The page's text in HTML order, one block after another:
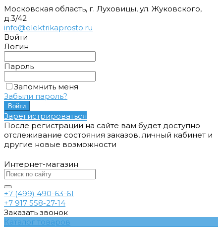
Московская область, г. Луховицы, ул. Жуковского,
д.3/42
info@elektrikaprosto.ru
Войти
Логин
Пароль
Запомнить меня
Забыли пароль?
Зарегистрироваться
После регистрации на сайте вам будет доступно
отслеживание состояния заказов, личный кабинет и
другие новые возможности
Интернет-магазин
+7 (499) 490-63-61
+7 917 558-27-14
Заказать звонок
Каталог товаров